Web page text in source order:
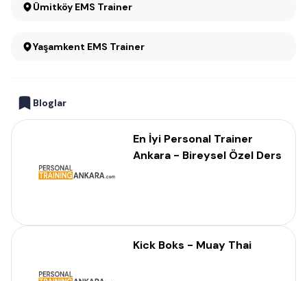
Ümitköy EMS Trainer
Yaşamkent EMS Trainer
Bloglar
En İyi Personal Trainer
Ankara - Bireysel Özel Ders
Kick Boks - Muay Thai